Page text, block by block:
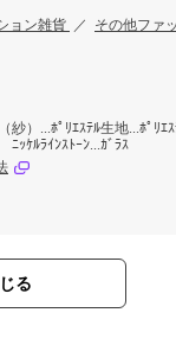
ョン雑貨 ／ その他ファ
紗）...ﾎﾟﾘｴｽﾃﾙ生地...ﾎﾟﾘｴ
ｯｹﾙﾗｲﾝｽﾄｰﾝ...ｶﾞﾗｽ
る